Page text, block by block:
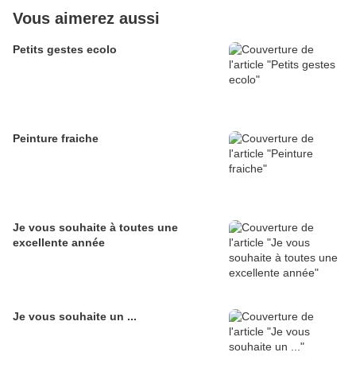
Vous aimerez aussi
Petits gestes ecolo
Peinture fraiche
Je vous souhaite à toutes une
excellente année
Je vous souhaite un ...